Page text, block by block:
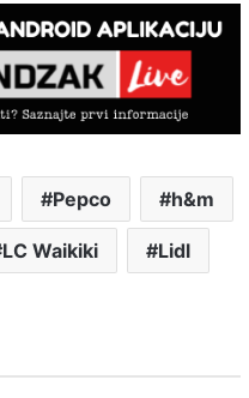
Pepco h&m
LC Waikiki Lidl